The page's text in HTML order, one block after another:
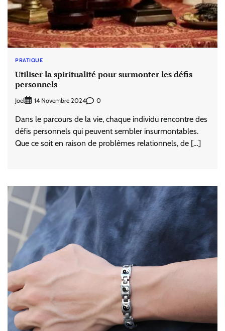
PRATIQUE
Utiliser la spiritualité pour surmonter les défis
personnels
Joel 14 Novembre 2024 0
Dans le parcours de la vie, chaque individu rencontre des
défis personnels qui peuvent sembler insurmontables.
Que ce soit en raison de problèmes relationnels, de […]